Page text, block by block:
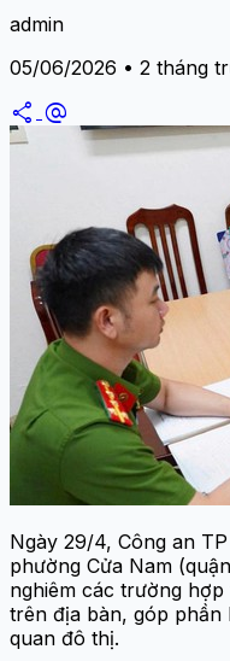
admin
05/06/2026 • 2 tháng
share alternate_email
Ngày 29/4, Công an
phường Cửa Nam
nghiêm các trường
trên địa bàn, góp
quan đô thị.